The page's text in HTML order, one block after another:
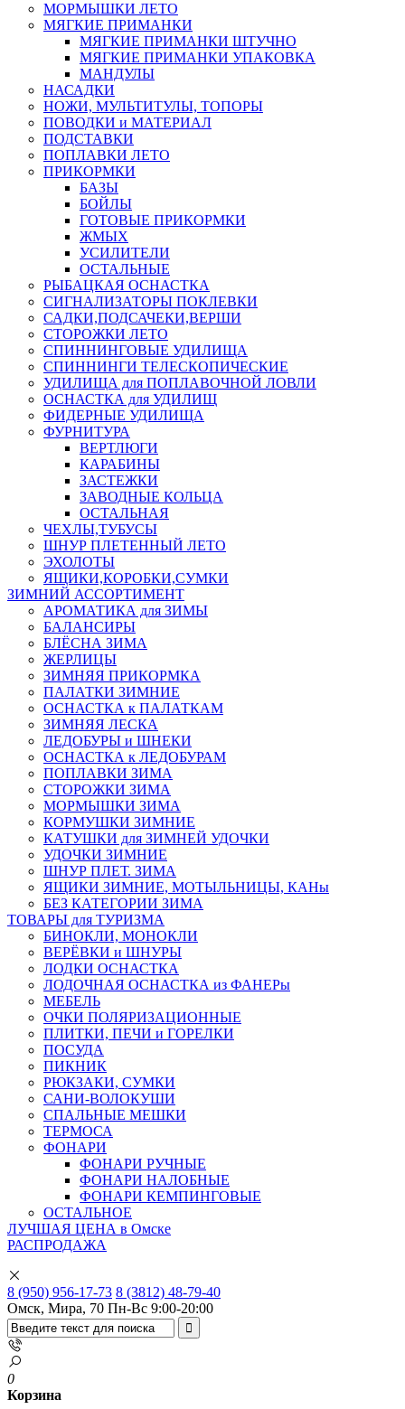
МОРМЫШКИ ЛЕТО
МЯГКИЕ ПРИМАНКИ
МЯГКИЕ ПРИМАНКИ ШТУЧНО
МЯГКИЕ ПРИМАНКИ УПАКОВКА
МАНДУЛЫ
НАСАДКИ
НОЖИ, МУЛЬТИТУЛЫ, ТОПОРЫ
ПОВОДКИ и МАТЕРИАЛ
ПОДСТАВКИ
ПОПЛАВКИ ЛЕТО
ПРИКОРМКИ
БАЗЫ
БОЙЛЫ
ГОТОВЫЕ ПРИКОРМКИ
ЖМЫХ
УСИЛИТЕЛИ
ОСТАЛЬНЫЕ
РЫБАЦКАЯ ОСНАСТКА
СИГНАЛИЗАТОРЫ ПОКЛЕВКИ
САДКИ,ПОДСАЧЕКИ,ВЕРШИ
СТОРОЖКИ ЛЕТО
СПИННИНГОВЫЕ УДИЛИЩА
СПИННИНГИ ТЕЛЕСКОПИЧЕСКИЕ
УДИЛИЩА для ПОПЛАВОЧНОЙ ЛОВЛИ
ОСНАСТКА для УДИЛИЩ
ФИДЕРНЫЕ УДИЛИЩА
ФУРНИТУРА
ВЕРТЛЮГИ
КАРАБИНЫ
ЗАСТЕЖКИ
ЗАВОДНЫЕ КОЛЬЦА
ОСТАЛЬНАЯ
ЧЕХЛЫ,ТУБУСЫ
ШНУР ПЛЕТЕННЫЙ ЛЕТО
ЭХОЛОТЫ
ЯЩИКИ,КОРОБКИ,СУМКИ
ЗИМНИЙ АССОРТИМЕНТ
АРОМАТИКА для ЗИМЫ
БАЛАНСИРЫ
БЛЁСНА ЗИМА
ЖЕРЛИЦЫ
ЗИМНЯЯ ПРИКОРМКА
ПАЛАТКИ ЗИМНИЕ
ОСНАСТКА к ПАЛАТКАМ
ЗИМНЯЯ ЛЕСКА
ЛЕДОБУРЫ и ШНЕКИ
ОСНАСТКА к ЛЕДОБУРАМ
ПОПЛАВКИ ЗИМА
СТОРОЖКИ ЗИМА
МОРМЫШКИ ЗИМА
КОРМУШКИ ЗИМНИЕ
КАТУШКИ для ЗИМНЕЙ УДОЧКИ
УДОЧКИ ЗИМНИЕ
ШНУР ПЛЕТ. ЗИМА
ЯЩИКИ ЗИМНИЕ, МОТЫЛЬНИЦЫ, КАНы
БЕЗ КАТЕГОРИИ ЗИМА
ТОВАРЫ для ТУРИЗМА
БИНОКЛИ, МОНОКЛИ
ВЕРЁВКИ и ШНУРЫ
ЛОДКИ ОСНАСТКА
ЛОДОЧНАЯ ОСНАСТКА из ФАНЕРы
МЕБЕЛЬ
ОЧКИ ПОЛЯРИЗАЦИОННЫЕ
ПЛИТКИ, ПЕЧИ и ГОРЕЛКИ
ПОСУДА
ПИКНИК
РЮКЗАКИ, СУМКИ
САНИ-ВОЛОКУШИ
СПАЛЬНЫЕ МЕШКИ
ТЕРМОСА
ФОНАРИ
ФОНАРИ РУЧНЫЕ
ФОНАРИ НАЛОБНЫЕ
ФОНАРИ КЕМПИНГОВЫЕ
ОСТАЛЬНОЕ
ЛУЧШАЯ ЦЕНА в Омске
РАСПРОДАЖА
8 (950) 956-17-73 8 (3812) 48-79-40
Омск, Мира, 70 Пн-Вс 9:00-20:00
0
Корзина